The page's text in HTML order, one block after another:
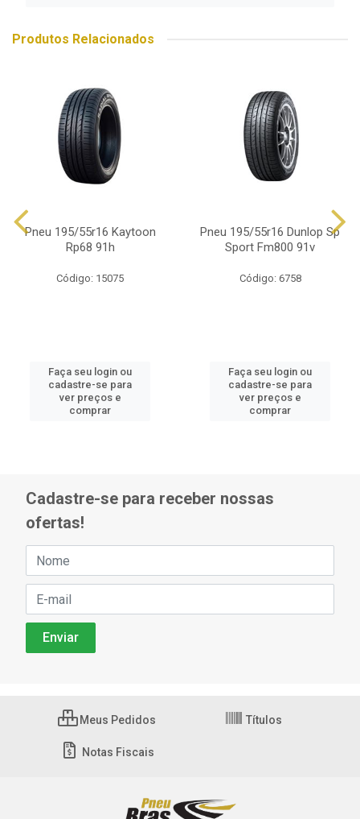
Produtos Relacionados
Pneu 195/55r16 Kaytoon
Rp68 91h
Código: 15075
Faça seu login ou
cadastre-se para
ver preços e
comprar
Pneu 195/55r16 Dunlop Sp
Sport Fm800 91v
Código: 6758
Faça seu login ou
cadastre-se para
ver preços e
comprar
Cadastre-se para receber nossas
ofertas!
Meus Pedidos Títulos
Notas Fiscais